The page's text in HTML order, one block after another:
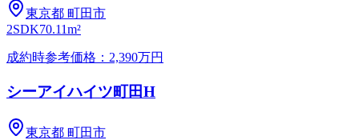
東京都 町田市
2SDK70.11m²
成約時参考価格：2,390万円
シーアイハイツ町田H
東京都 町田市